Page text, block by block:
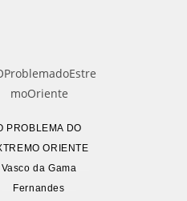
PROBLEMA DO
ORIENTE
Vasco da Gama
Fernandes